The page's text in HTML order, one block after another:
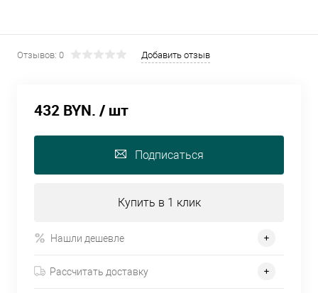
Отзывов: 0 Добавить отзыв
432 BYN. / шт
Подписаться
Купить в 1 клик
Нашли дешевле
Рассчитать доставку